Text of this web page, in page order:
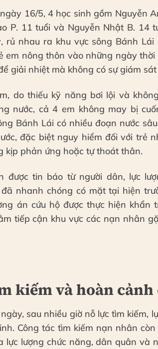
16/5, 4 học sinh gồm Nguyễn
P. 11 tuổi và Nguyễn Nhật B. 14
rủ nhau ra khu vực sông Bánh
em nông thôn vào những ngày
giải nhiệt mà không có sự giám
do thiếu kỹ năng bơi lội và
nước, cả 4 em không may bị
Bánh Lái có nhiều đoạn nước
đặc biệt nguy hiểm đối với trẻ
kịp phản ứng hoặc tự thoát thân.
được tin báo từ người dân, lực
nhanh chóng có mặt tại hiện
án cứu hộ được thực hiện khẩn
tiếp cận khu vực các nạn nhân
kiếm và hoàn
sau nhiều giờ nỗ lực tìm kiếm,
Công tác tìm kiếm nạn nhân
lực lượng chức năng, dân quân và